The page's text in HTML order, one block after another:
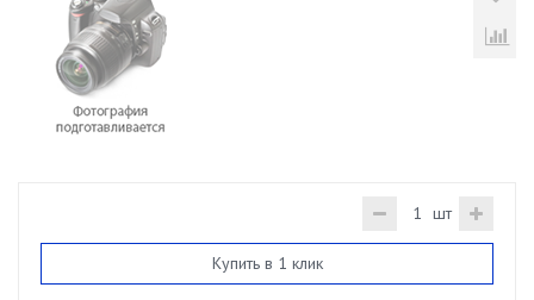
шт
Купить в 1 клик